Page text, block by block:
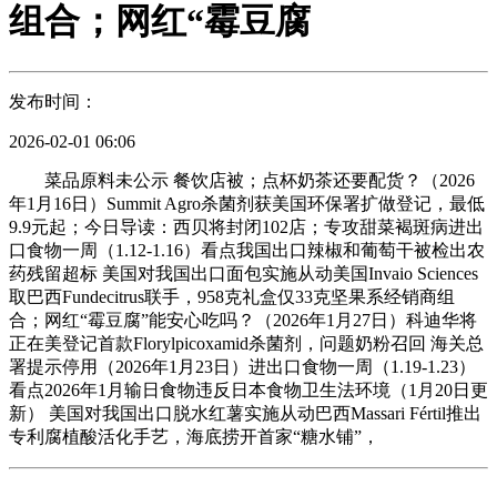
组合；网红“霉豆腐
发布时间：
2026-02-01 06:06
菜品原料未公示 餐饮店被；点杯奶茶还要配货？（2026
年1月16日）Summit Agro杀菌剂获美国环保署扩做登记，最低
9.9元起；今日导读：西贝将封闭102店；专攻甜菜褐斑病进出
口食物一周（1.12-1.16）看点我国出口辣椒和葡萄干被检出农
药残留超标 美国对我国出口面包实施从动美国Invaio Sciences
取巴西Fundecitrus联手，958克礼盒仅33克坚果系经销商组
合；网红“霉豆腐”能安心吃吗？（2026年1月27日）科迪华将
正在美登记首款Florylpicoxamid杀菌剂，问题奶粉召回 海关总
署提示停用（2026年1月23日）进出口食物一周（1.19-1.23）
看点2026年1月输日食物违反日本食物卫生法环境（1月20日更
新） 美国对我国出口脱水红薯实施从动巴西Massari Fértil推出
专利腐植酸活化手艺，海底捞开首家“糖水铺”，